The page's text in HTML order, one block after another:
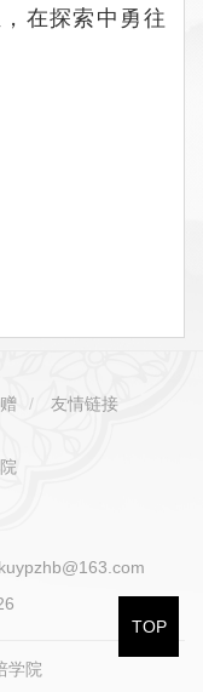
在探索中勇往
TOP
/ 友情链接
学院